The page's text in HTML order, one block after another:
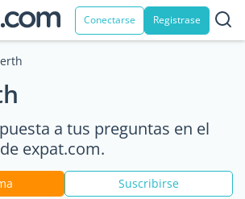
Conectarse Registrase
a tus preguntas en el
expat.com.
Suscribirse